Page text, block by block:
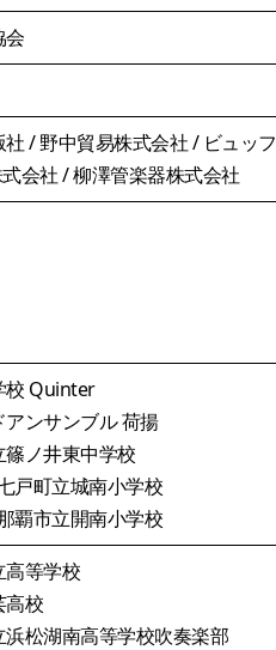
会
/ 野中貿易株式会社 / ビュッ
会社 / 柳澤管楽器株式会社
校 Quinter
ンサンブル 荷揚
ノ井東中学校
戸町立城南小学校
覇市立開南小学校
高等学校
高校
松湖南高等学校吹奏楽部